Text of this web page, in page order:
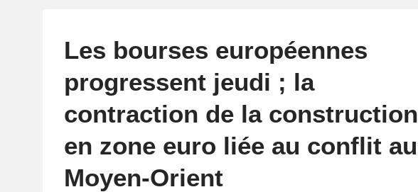
Les bourses européennes
progressent jeudi ; la
contraction de la construction
en zone euro liée au conflit au
Moyen-Orient